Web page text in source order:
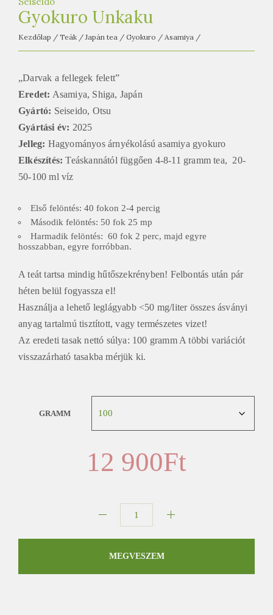
Gyokuro Unkaku
Kezdőlap / Teák /Japán tea / Gyokuro / Asamiya /
„Darvak a fellegek felett”
Eredet: Asamiya, Shiga, Japán
Gyártó: Seiseido, Otsu
Gyártási év: 2025
Jelleg: Hagyományos árnyékolású asamiya gyokuro
Elkészítés:Teáskannától függően 4-8-11 gramm tea, 20-
50-100 ml víz
Első felöntés: 40 fokon 2-4 percig
Második felöntés: 50 fok 25 mp
Harmadik felöntés: 60 fok 2 perc, majd egyre
hosszabban, egyre forróbban.
A teát tartsa mindig hűtőszekrényben! Felbontás után pár
héten belül fogyassza el!
Használja a lehető leglágyabb <50 mg/liter összes ásványi
anyag tartalmú tisztított, vagy természetes vizet!
Az eredeti tasak nettó súlya: 100 gramm A többi variációt
visszazárható tasakba mérjük ki.
GRAMM
12 900Ft
Unkaku
MEGVESZEM